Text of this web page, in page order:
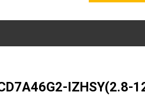
IZHSY(2.8-